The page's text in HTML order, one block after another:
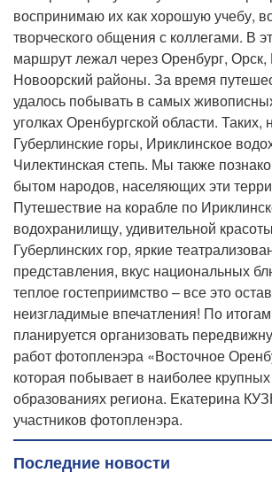
воспринимаю их как хорошую учебу,
творческого общения с коллегами. В
маршрут лежал через Оренбург, Орск,
Новоорский районы. За время
удалось побывать в самых
уголках Оренбургской области. Таких,
Губерлинские горы, Ириклинское
Чилектинская степь. Мы также
бытом народов, населяющих эти
Путешествие на корабле по
водохранилищу, удивительной
Губерлинских гор, яркие
представления, вкус национальных
теплое гостеприимство – все это
неизгладимые впечатления! По
планируется организовать
работ фотопленэра «Восточное
которая побывает в наиболее
образованиях региона. Екатерина
участников фотопленэра.
Последние новости